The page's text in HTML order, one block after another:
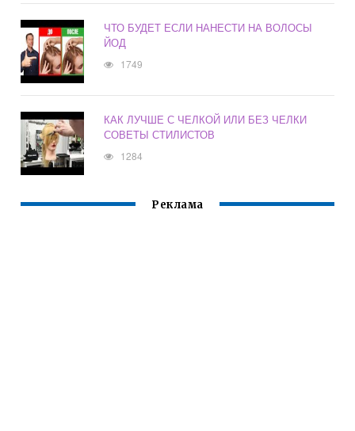
ЧТО БУДЕТ ЕСЛИ НАНЕСТИ НА ВОЛОСЫ
ЙОД
1749
КАК ЛУЧШЕ С ЧЕЛКОЙ ИЛИ БЕЗ ЧЕЛКИ
СОВЕТЫ СТИЛИСТОВ
1284
Реклама